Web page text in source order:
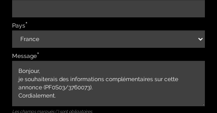
Pays
Message
Les champs marqués (*) sont obligatoires